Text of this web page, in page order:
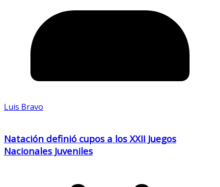
Luis Bravo
Natación definió cupos a los XXII Juegos
Nacionales Juveniles